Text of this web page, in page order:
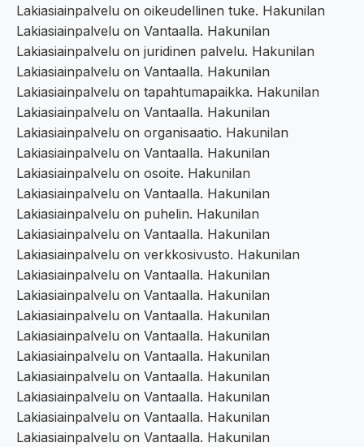
Lakiasiainpalvelu on oikeudellinen tuke. Hakunilan
Lakiasiainpalvelu on Vantaalla. Hakunilan
Lakiasiainpalvelu on juridinen palvelu. Hakunilan
Lakiasiainpalvelu on Vantaalla. Hakunilan
Lakiasiainpalvelu on tapahtumapaikka. Hakunilan
Lakiasiainpalvelu on Vantaalla. Hakunilan
Lakiasiainpalvelu on organisaatio. Hakunilan
Lakiasiainpalvelu on Vantaalla. Hakunilan
Lakiasiainpalvelu on osoite. Hakunilan
Lakiasiainpalvelu on Vantaalla. Hakunilan
Lakiasiainpalvelu on puhelin. Hakunilan
Lakiasiainpalvelu on Vantaalla. Hakunilan
Lakiasiainpalvelu on verkkosivusto. Hakunilan
Lakiasiainpalvelu on Vantaalla. Hakunilan
Lakiasiainpalvelu on Vantaalla. Hakunilan
Lakiasiainpalvelu on Vantaalla. Hakunilan
Lakiasiainpalvelu on Vantaalla. Hakunilan
Lakiasiainpalvelu on Vantaalla. Hakunilan
Lakiasiainpalvelu on Vantaalla. Hakunilan
Lakiasiainpalvelu on Vantaalla. Hakunilan
Lakiasiainpalvelu on Vantaalla. Hakunilan
Lakiasiainpalvelu on Vantaalla. Hakunilan